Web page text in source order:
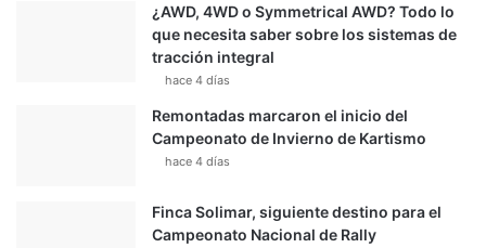
¿AWD, 4WD o Symmetrical AWD? Todo lo
que necesita saber sobre los sistemas de
tracción integral
hace 4 días
Remontadas marcaron el inicio del
Campeonato de Invierno de Kartismo
hace 4 días
Finca Solimar, siguiente destino para el
Campeonato Nacional de Rally